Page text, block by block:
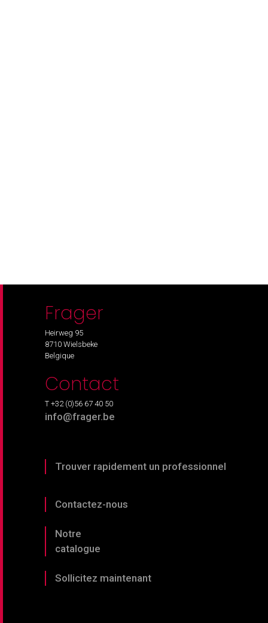
Frager
Heirweg 95
8710 Wielsbeke
Belgique
Contact
T +32 (0)56 67 40 50
info@frager.be
Trouver rapidement un professionnel
Contactez-nous
Notre
catalogue
Sollicitez maintenant